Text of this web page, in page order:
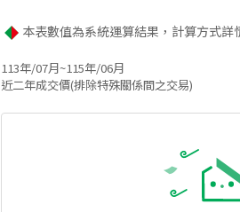
本表數值為系統運算結果，計算方式詳
113年/07月~115年/06月
近二年成交價(排除特殊關係間之交易)